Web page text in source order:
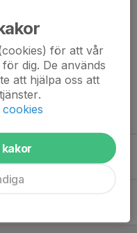
för att vår
dig. De används
att hjälpa oss att
kakor